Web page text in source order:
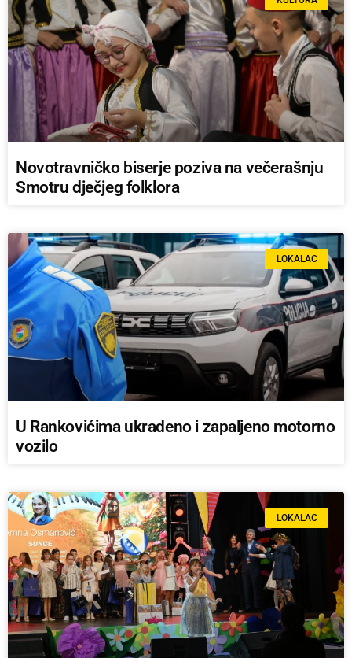
Novotravničko biserje poziva na večerašnju
Smotru dječjeg folklora
LOKALAC
U Rankovićima ukradeno i zapaljeno motorno
vozilo
LOKALAC